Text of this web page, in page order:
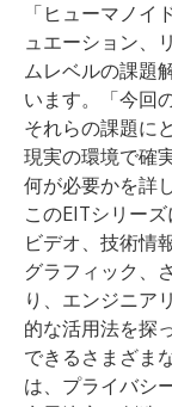
「ヒューマノイ
ュエーション、
ムレベルの課題
います。「今回
それらの課題に
現実の環境で確
何が必要かを詳
このEITシリー
ビデオ、技術情
グラフィック 、
り、エンジニア
的な活用法を探
できるさまざま
は、プライバシ